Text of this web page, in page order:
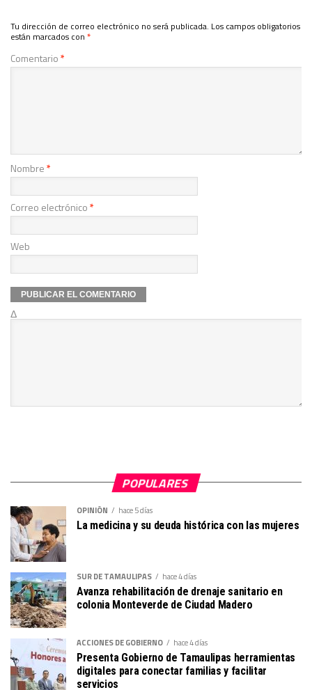
Tu dirección de correo electrónico no será publicada. Los campos obligatorios
están marcados con *
Comentario*
Nombre*
Correo electrónico*
Web
Δ
POPULARES
OPINIÓN hace 5 días
La medicina y su deuda histórica con las mujeres
SUR DE TAMAULIPAS hace 4 días
Avanza rehabilitación de drenaje sanitario en
colonia Monteverde de Ciudad Madero
ACCIONES DE GOBIERNO hace 4 días
Presenta Gobierno de Tamaulipas herramientas
digitales para conectar familias y facilitar
servicios